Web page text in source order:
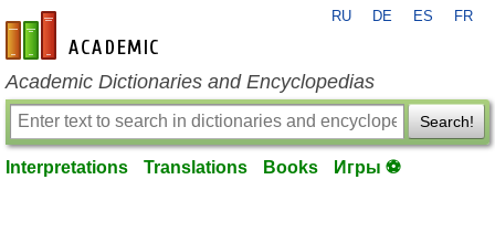
en-academic.com
RU DE ES FR
Academic Dictionaries and Encyclopedias
Search!
Interpretations Translations Books Игры ⚽